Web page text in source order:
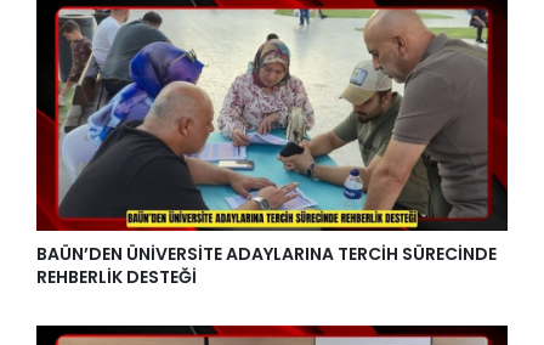
BAÜN’DEN ÜNİVERSİTE ADAYLARINA TERCİH SÜRECİNDE
REHBERLİK DESTEĞİ